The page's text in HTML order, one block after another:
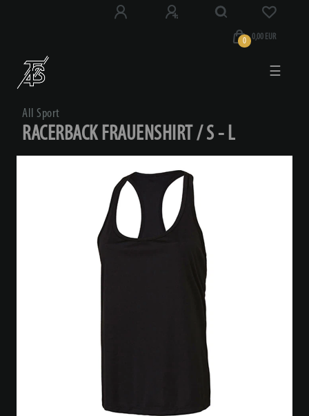
0 0,00 EUR
☰
All Sport
RACERBACK FRAUENSHIRT / S - L